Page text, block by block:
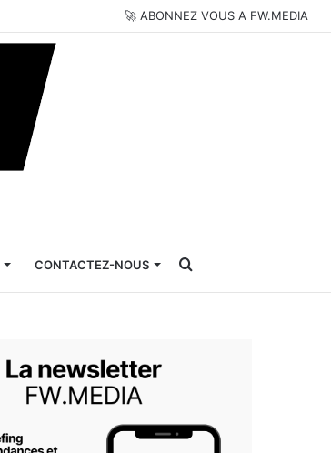
🚀 ABONNEZ VOUS A FW.MEDIA
CONTACTEZ-NOUS Rechercher